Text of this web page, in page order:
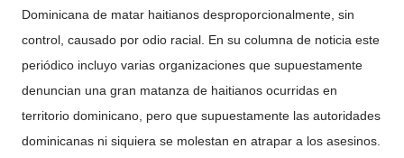
Dominicana de matar haitianos desproporcionalmente, sin
control, causado por odio racial. En su columna de noticia este
periódico incluyo varias organizaciones que supuestamente
denuncian una gran matanza de haitianos ocurridas en
territorio dominicano, pero que supuestamente las autoridades
dominicanas ni siquiera se molestan en atrapar a los asesinos.